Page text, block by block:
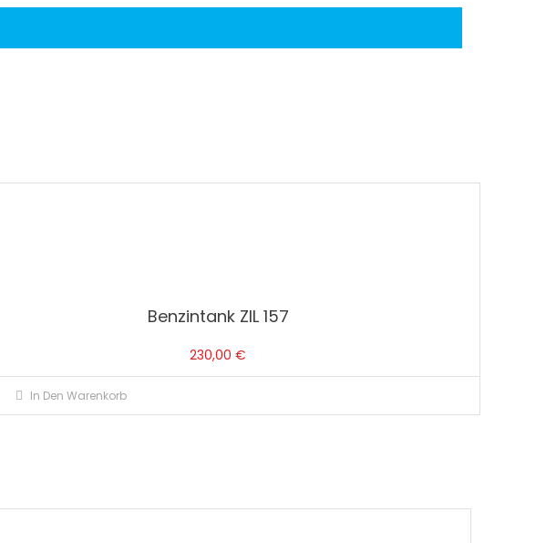
Benzintank ZIL 157
230,00 €
In Den Warenkorb